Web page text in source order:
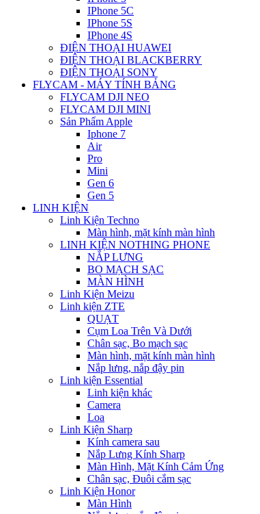
IPhone 5C
IPhone 5S
IPhone 4S
ĐIỆN THOẠI HUAWEI
ĐIỆN THOẠI BLACKBERRY
ĐIỆN THOẠI SONY
FLYCAM - MÁY TÍNH BẢNG
FLYCAM DJI NEO
FLYCAM DJI MINI
Sản Phẩm Apple
Iphone 7
Air
Pro
Mini
Gen 6
Gen 5
LINH KIỆN
Linh Kiện Techno
Màn hình, mặt kính màn hình
LINH KIỆN NOTHING PHONE
NẮP LƯNG
BO MẠCH SẠC
MÀN HÌNH
Linh Kiện Meizu
Linh kiện ZTE
QUẠT
Cụm Loa Trên Và Dưới
Chân sạc, Bo mạch sạc
Màn hình, mặt kính màn hình
Nắp lưng, nắp đậy pin
Linh kiện Essential
Linh kiện khác
Camera
Loa
Linh Kiện Sharp
Kính camera sau
Nắp Lưng Kính Sharp
Màn Hình, Mặt Kính Cảm Ứng
Chân sạc, Đuôi cắm sạc
Linh Kiện Honor
Màn Hình